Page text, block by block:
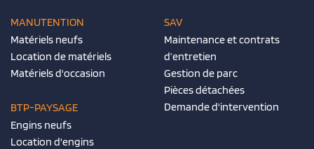
MANUTENTION
Matériels neufs
Location de matériels
Matériels d'occasion
BTP-PAYSAGE
Engins neufs
Location d'engins
SAV
Maintenance et contrats
d’entretien
Gestion de parc
Pièces détachées
Demande d'intervention